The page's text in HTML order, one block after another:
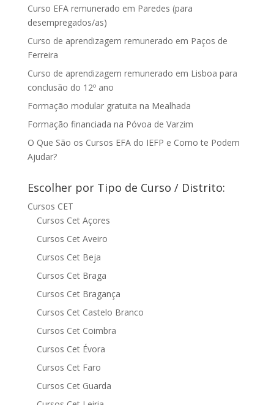
Curso EFA remunerado em Paredes (para
desempregados/as)
Curso de aprendizagem remunerado em Paços de
Ferreira
Curso de aprendizagem remunerado em Lisboa para
conclusão do 12º ano
Formação modular gratuita na Mealhada
Formação financiada na Póvoa de Varzim
O Que São os Cursos EFA do IEFP e Como te Podem
Ajudar?
Escolher por Tipo de Curso / Distrito:
Cursos CET
Cursos Cet Açores
Cursos Cet Aveiro
Cursos Cet Beja
Cursos Cet Braga
Cursos Cet Bragança
Cursos Cet Castelo Branco
Cursos Cet Coimbra
Cursos Cet Évora
Cursos Cet Faro
Cursos Cet Guarda